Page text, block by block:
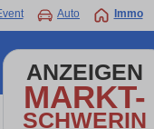
Auto Immo
ANZEIGEN
MARKT-
SCHWERIN